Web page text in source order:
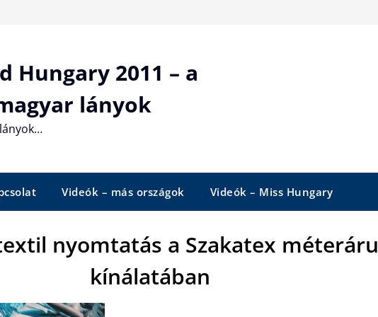
Hungary 2011 – a
lányok
Videók – más országok Videók – Miss Hungary
nyomtatás a Szakatex méteráru
kínálatában